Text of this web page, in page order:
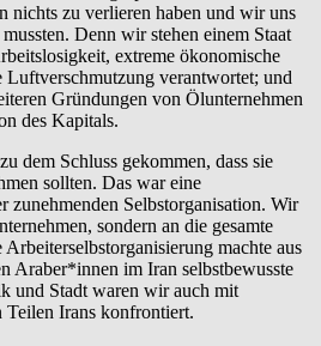
nichts zu verlieren haben und wir uns
Denn wir stehen einem Staat
extreme ökonomische
Luftverschmutzung verantwortet; und
Gründungen von Ölunternehmen
des Kapitals.
dem Schluss gekommen, dass sie
sollten. Das war eine
zunehmenden Selbstorganisation. Wir
sondern an die gesamte
machte aus
Araber*innen im Iran selbstbewusste
und Stadt waren wir auch mit
Teilen Irans konfrontiert.